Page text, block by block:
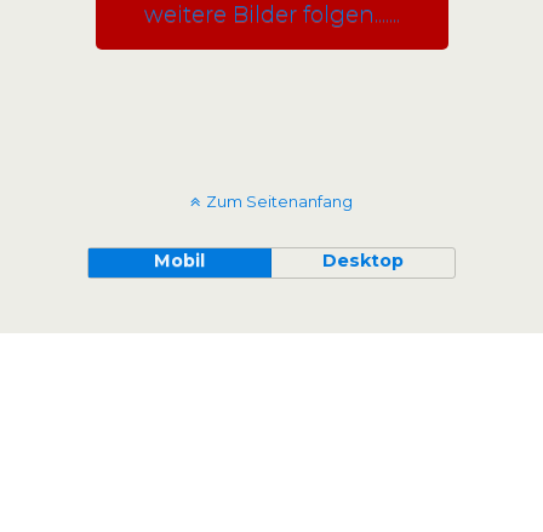
weitere Bilder folgen.......
Zum Seitenanfang
Mobil Desktop